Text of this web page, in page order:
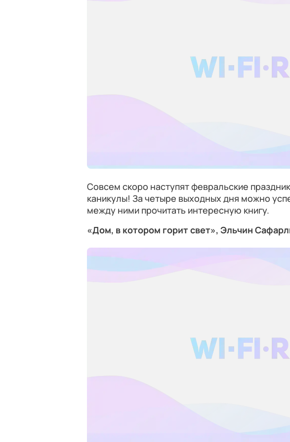
Совсем скоро наступят февральские
каникулы! За четыре выходных дня можно
между ними прочитать интересную книгу.
«Дом, в котором горит свет», Эльчин